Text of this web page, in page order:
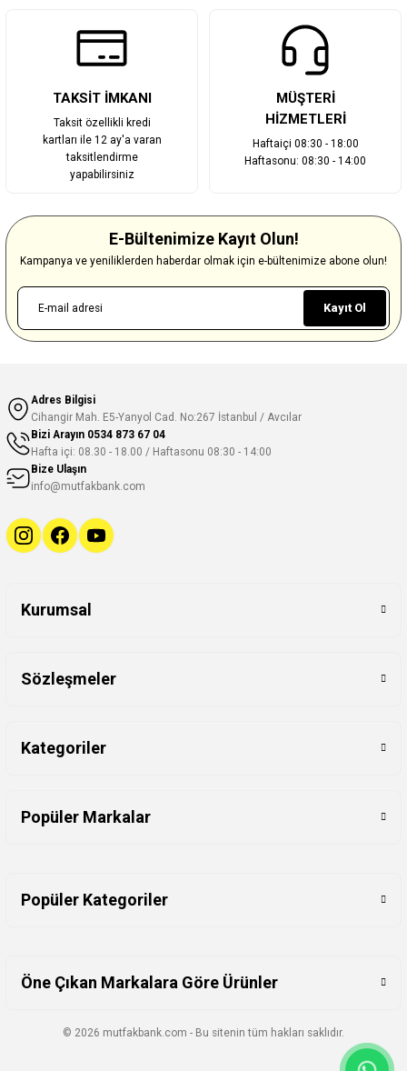
TAKSİT İMKANI
Taksit özellikli kredi
kartları ile 12 ay'a varan
taksitlendirme
yapabilirsiniz
MÜŞTERİ
HİZMETLERİ
Haftaiçi 08:30 - 18:00
Haftasonu: 08:30 - 14:00
E-Bültenimize Kayıt Olun!
Kampanya ve yeniliklerden haberdar olmak için e-bültenimize abone olun!
Kayıt Ol
Adres Bilgisi
Cihangir Mah. E5-Yanyol Cad. No:267 İstanbul / Avcılar
Bizi Arayın 0534 873 67 04
Hafta içi: 08.30 - 18.00 / Haftasonu 08:30 - 14:00
Bize Ulaşın
info@mutfakbank.com
Kurumsal
Sözleşmeler
Kategoriler
Popüler Markalar
Popüler Kategoriler
Öne Çıkan Markalara Göre Ürünler
© 2026 mutfakbank.com - Bu sitenin tüm hakları saklıdır.